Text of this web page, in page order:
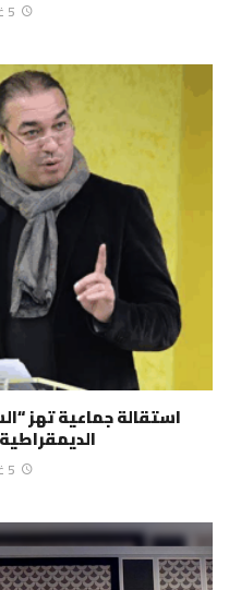
5 غشت، 2026
استقالة جماعية تهز
5 غشت، 2026